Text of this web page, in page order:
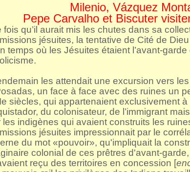
Milenio, Vázquez
Pepe Carvalho et Biscuter
fois qu’il aurait mis les chutes dans sa
jésuites, la tentative de Cité de
temps où les Jésuites étaient l’avant-
les attendait une excursion vers
un face à face avec des ruines un
siècles, qui appartenaient exclusivement
du colonisateur, de l’immigrant
les indigènes qui avaient construits les
jésuites impressionnait par le
du mot «pouvoir», qu'impliquait la
colonial de ces prêtres d'avant-
reçu des territoires en concession [